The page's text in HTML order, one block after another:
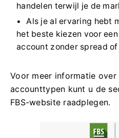
handelen terwijl je de
Als je al ervaring hebt
het beste kiezen voor
account zonder spread
Voor meer informatie over
accounttypen kunt u de
FBS-website raadplegen.